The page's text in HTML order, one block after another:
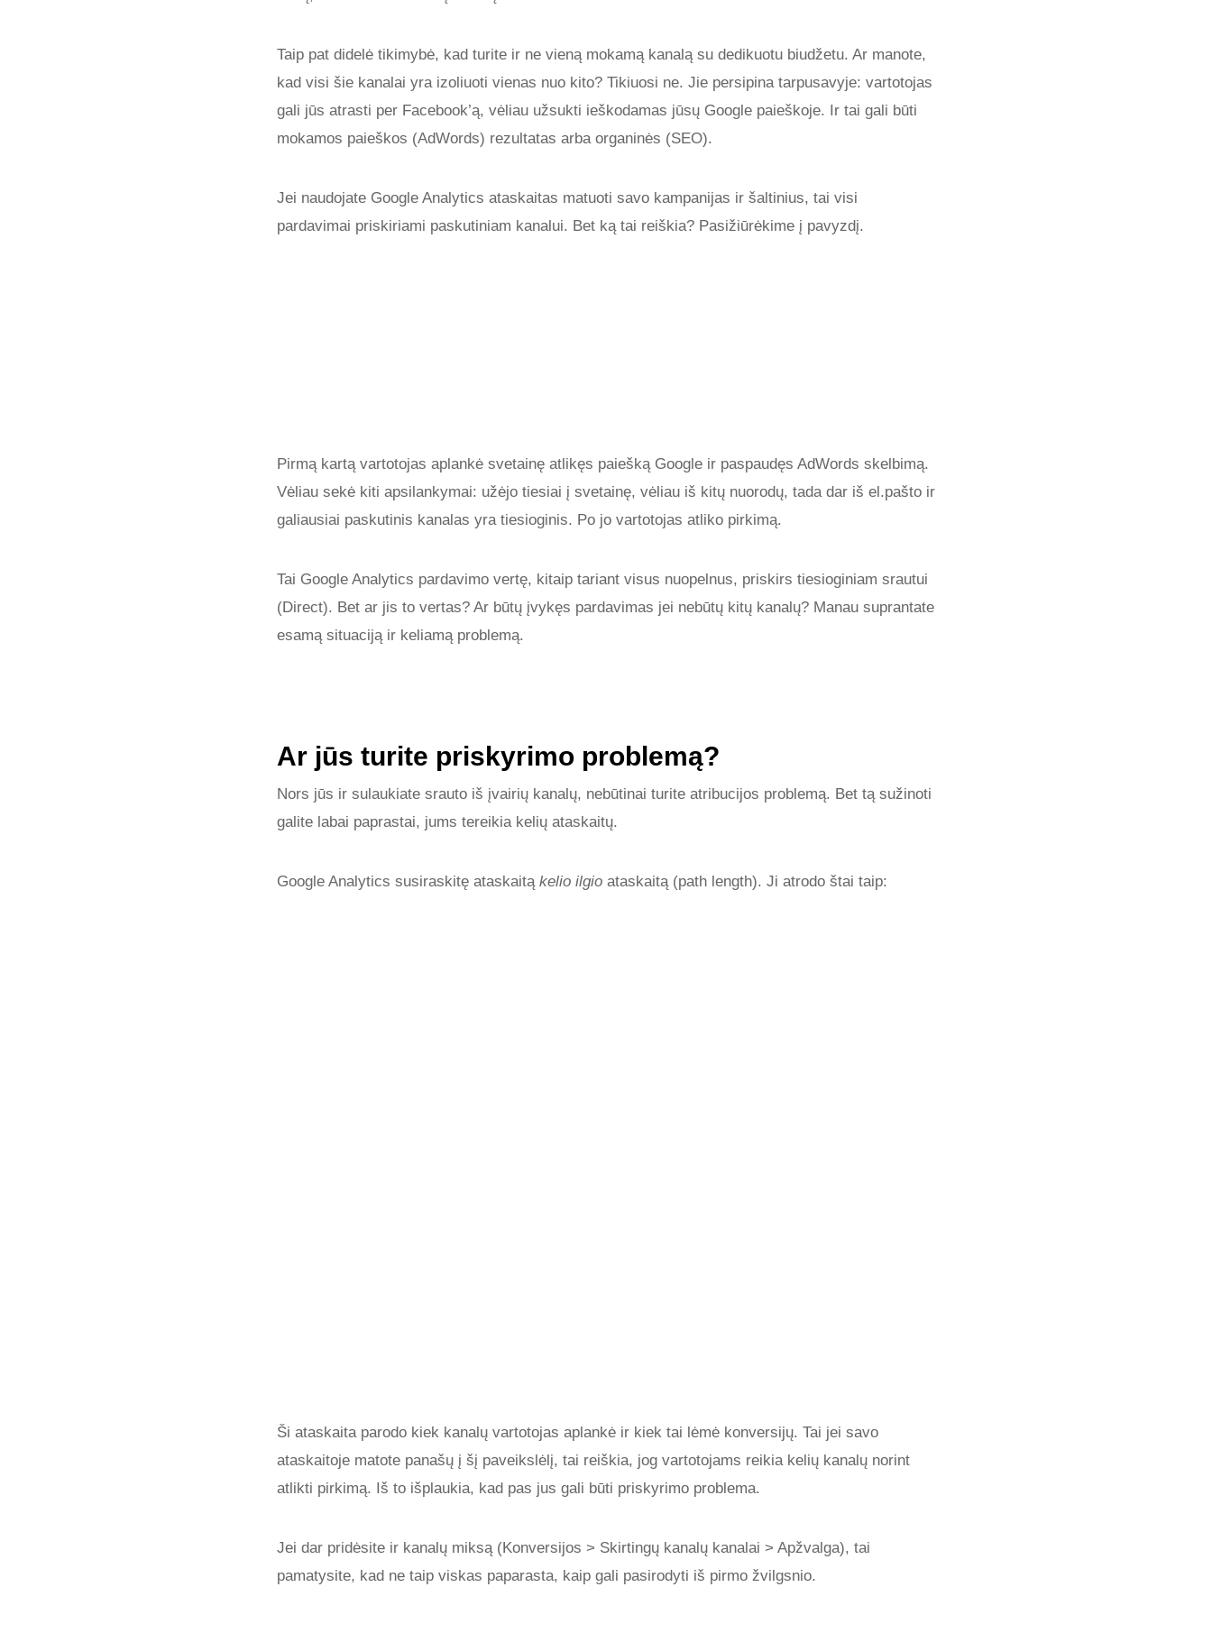
Taip pat didelė tikimybė, kad turite ir ne vieną mokamą kanalą su dedikuotu biudžetu. Ar manote,
kad visi šie kanalai yra izoliuoti vienas nuo kito? Tikiuosi ne. Jie persipina tarpusavyje: vartotojas
gali jūs atrasti per Facebook’ą, vėliau užsukti ieškodamas jūsų Google paieškoje. Ir tai gali būti
mokamos paieškos (AdWords) rezultatas arba organinės (SEO).
Jei naudojate Google Analytics ataskaitas matuoti savo kampanijas ir šaltinius, tai visi
pardavimai priskiriami paskutiniam kanalui. Bet ką tai reiškia? Pasižiūrėkime į pavyzdį.
Pirmą kartą vartotojas aplankė svetainę atlikęs paiešką Google ir paspaudęs AdWords skelbimą.
Vėliau sekė kiti apsilankymai: užėjo tiesiai į svetainę, vėliau iš kitų nuorodų, tada dar iš el.pašto ir
galiausiai paskutinis kanalas yra tiesioginis. Po jo vartotojas atliko pirkimą.
Tai Google Analytics pardavimo vertę, kitaip tariant visus nuopelnus, priskirs tiesioginiam srautui
(Direct). Bet ar jis to vertas? Ar būtų įvykęs pardavimas jei nebūtų kitų kanalų? Manau suprantate
esamą situaciją ir keliamą problemą.
Ar jūs turite priskyrimo problemą?
Nors jūs ir sulaukiate srauto iš įvairių kanalų, nebūtinai turite atribucijos problemą. Bet tą sužinoti
galite labai paprastai, jums tereikia kelių ataskaitų.
Google Analytics susiraskitę ataskaitą kelio ilgio ataskaitą (path length). Ji atrodo štai taip:
Ši ataskaita parodo kiek kanalų vartotojas aplankė ir kiek tai lėmė konversijų. Tai jei savo
ataskaitoje matote panašų į šį paveikslėlį, tai reiškia, jog vartotojams reikia kelių kanalų norint
atlikti pirkimą. Iš to išplaukia, kad pas jus gali būti priskyrimo problema.
Jei dar pridėsite ir kanalų miksą (Konversijos > Skirtingų kanalų kanalai > Apžvalga), tai
pamatysite, kad ne taip viskas paparasta, kaip gali pasirodyti iš pirmo žvilgsnio.